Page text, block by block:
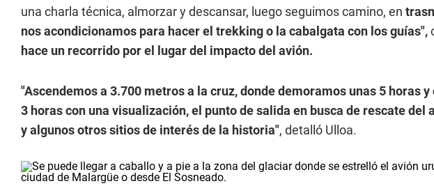
una charla técnica, almorzar y descansar, luego seguimos camino, en
nos acondicionamos para hacer el trekking o la cabalgata con los guías",
hace un recorrido por el lugar del impacto del avión.
"Ascendemos a 3.700 metros a la cruz, donde demoramos unas 5 horas
3 horas con una visualización, el punto de salida en busca de rescate del
y algunos otros sitios de interés de la historia", detalló Ulloa.